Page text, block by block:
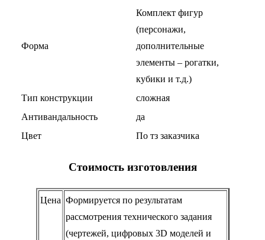
Форма
Комплект фигур
(персонажи,
дополнительные
элементы – рогатки,
кубики и т.д.)
Тип конструкции
сложная
Антивандальность
да
Цвет
По тз заказчика
Стоимость изготовления
Цена Формируется по результатам
рассмотрения технического задания
(чертежей, цифровых 3D моделей и